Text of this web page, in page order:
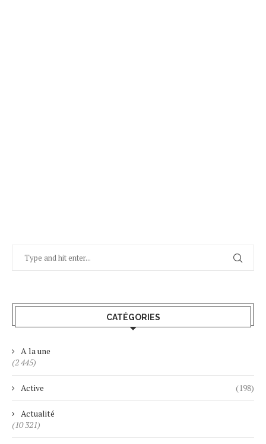
CATÉGORIES
A la une
(2 445)
Active (198)
Actualité
(10 321)